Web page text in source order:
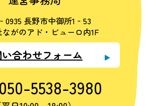
長野市中御所1‐53
がのアド・ビューロ内1F
合わせフォーム
5538-3980